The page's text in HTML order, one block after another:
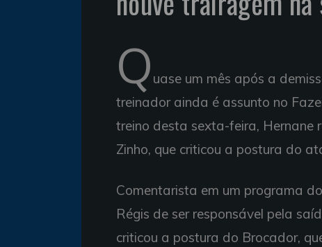
Q uase um mês após a
treinador ainda é assunto no
treino desta sexta-feira, Hernane
Zinho, que criticou a postura do
Comentarista em um programa
Régis de ser responsável pela
criticou a postura do Brocador,